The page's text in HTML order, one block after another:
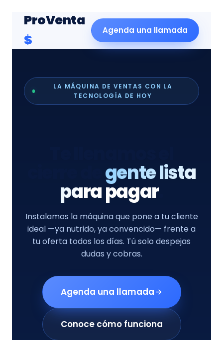
ProVenta
$
Agenda una llamada
LA MÁQUINA DE VENTAS CON LA
TECNOLOGÍA DE HOY
gente lista
para pagar
Instalamos la máquina que pone a tu cliente
ideal —ya nutrido, ya convencido— frente a
tu oferta todos los días. Tú solo despejas
dudas ycobras.
Agenda una llamada
Conoce cómo funciona